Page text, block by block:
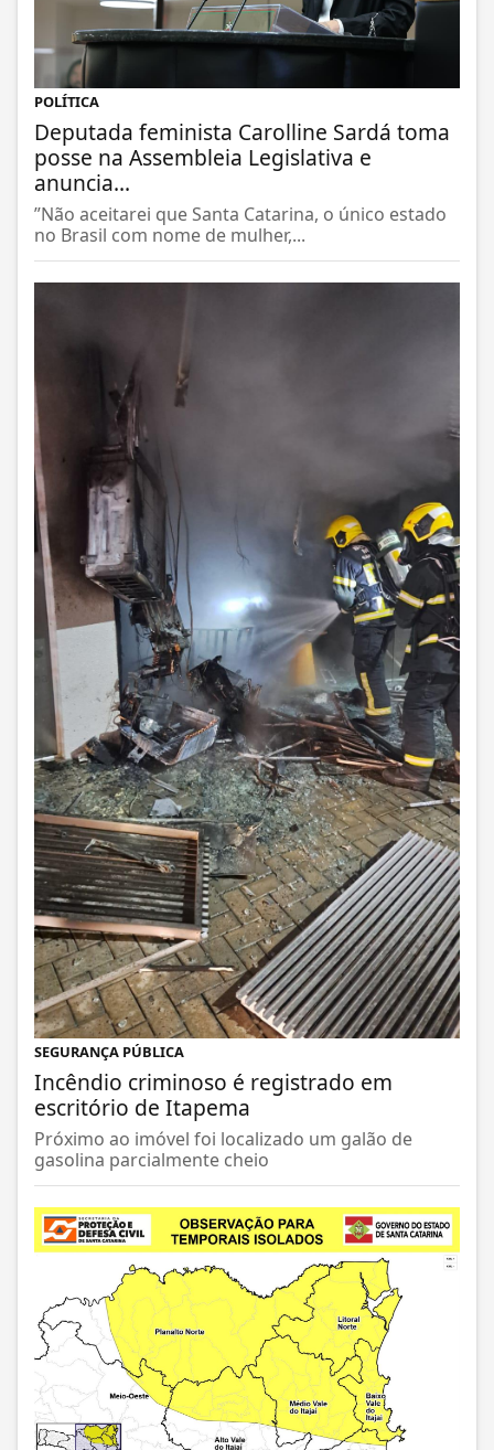
POLÍTICA
Deputada feminista Carolline Sardá toma
posse na Assembleia Legislativa e
anuncia...
”Não aceitarei que Santa Catarina, o único estado
no Brasil com nome de mulher,...
SEGURANÇA PÚBLICA
Incêndio criminoso é registrado em
escritório de Itapema
Próximo ao imóvel foi localizado um galão de
gasolina parcialmente cheio